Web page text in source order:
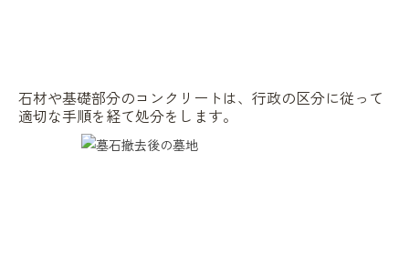
石材や基礎部分のコンクリートは、行政の区分に従って
適切な手順を経て処分をします。